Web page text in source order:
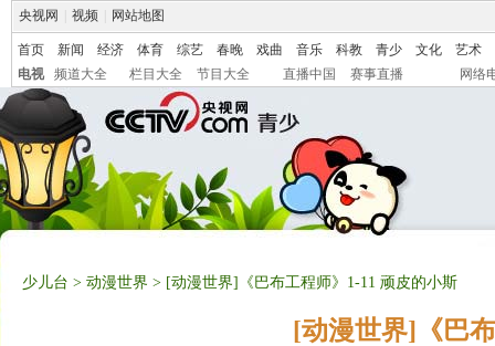
央视网 视频 网站地图
首页 新闻 经济 体育 综艺 春晚 戏曲 音乐 科教 青少 文化
艺术
电视
频道大全 栏目大全 节目大全 直播中国 赛事直播 网络
少儿台 > 动漫世界 > [动漫世界]《巴布工程师》1-11 顽皮的小斯
[动漫世界]《巴